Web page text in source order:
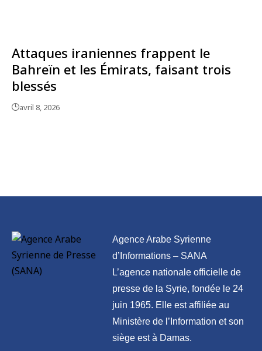
Attaques iraniennes frappent le
Bahreïn et les Émirats, faisant trois
blessés
avril 8, 2026
Agence Arabe Syrienne
d’Informations – SANA
L’agence nationale officielle de
presse de la Syrie, fondée le 24
juin 1965. Elle est affiliée au
Ministère de l’Information et son
siège est à Damas.